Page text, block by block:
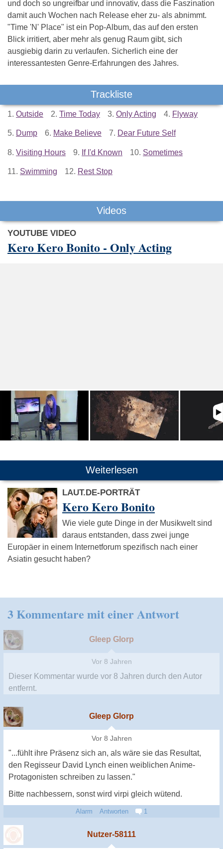
und doch so ungreifbar und innovativ, dass die Faszination
damit auch Wochen nach Release eher zu- als abnimmt.
"Time 'N' Place" ist ein Pop-Album, das auf den ersten
Blick irritiert, aber mehr als genug Raum gibt, sich
ausgiebig darin zu verlaufen. Sicherlich eine der
interessantesten Genre-Erfahrungen des Jahres.
Trackliste
1. Outside 2. Time Today 3. Only Acting 4. Flyway
5. Dump 6. Make Believe 7. Dear Future Self
8. Visiting Hours 9. If I'd Known 10. Sometimes
11. Swimming 12. Rest Stop
Videos
YOUTUBE VIDEO
Kero Kero Bonito - Only Acting
Weiterlesen
LAUT.DE-PORTRÄT
Kero Kero Bonito
Wie viele gute Dinge in der Musikwelt sind
daraus entstanden, dass zwei junge
Europäer in einem Internetforum spezifisch nach einer
Asiatin gesucht haben?
3 Kommentare mit einer Antwort
Gleep Glorp
Vor 8 Jahren
Dieser Kommentar wurde vor 8 Jahren durch den Autor
entfernt.
Gleep Glorp
Vor 8 Jahren
"...fühlt ihre Präsenz sich an, als wäre sie das Resultat,
den Regisseur David Lynch einen weiblichen Anime-
Protagonisten schreiben zu lassen."
Bitte nachbessern, sonst wird virpi gleich wütend.
Alarm Antworten 1
Nutzer-58111